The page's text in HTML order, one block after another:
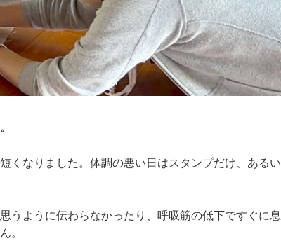
くなりました。体調の悪い日はスタンプだけ、あるい
うように伝わらなかったり、呼吸筋の低下ですぐに息
。